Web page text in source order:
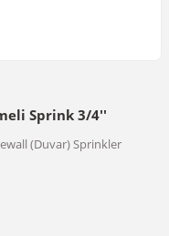
Sprink 3/4''
(Duvar) Sprinkler